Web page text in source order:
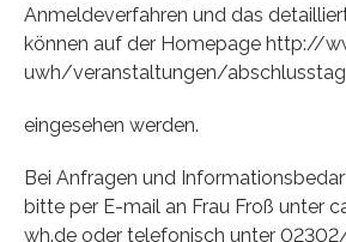
Anmeldeverfahren und das
können auf der Homepage http://
uwh/veranstaltungen/
eingesehen werden.
Bei Anfragen und
bitte per E-mail an Frau Froß unter
wh.de oder telefonisch unter